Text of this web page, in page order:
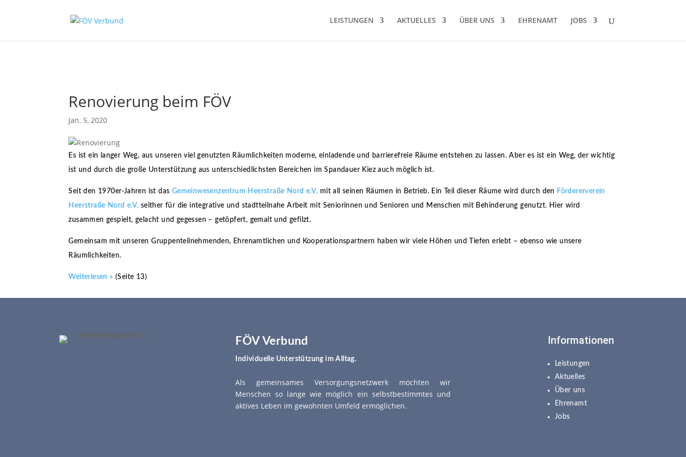
LEISTUNGEN
AKTUELLES ÜBER UNS EHRENAMT JOBS
Renovierung beim FÖV
Jan. 5, 2020
Es ist ein langer Weg, aus unseren viel genutzten Räumlichkeiten moderne, einladende und barrierefreie Räume entstehen zu lassen. Aber es ist ein Weg, der wichtig
ist und durch die große Unterstützung aus unterschiedlichsten Bereichen im Spandauer Kiez auch möglich ist.
Seit den 1970er-Jahren ist das Gemeinwesenzentrum Heerstraße Nord e.V. mit all seinen Räumen in Betrieb. Ein Teil dieser Räume wird durch den Fördererverein
Heerstraße Nord e.V. seither für die integrative und stadtteilnahe Arbeit mit Seniorinnen und Senioren und Menschen mit Behinderung genutzt. Hier wird
zusammen gespielt, gelacht und gegessen – getöpfert, gemalt und gefilzt.
Gemeinsam mit unseren Gruppenteilnehmenden, Ehrenamtlichen und Kooperationspartnern haben wir viele Höhen und Tiefen erlebt – ebenso wie unsere
Räumlichkeiten.
Weiterlesen » (Seite 13)
FÖV Verbund
Individuelle Unterstützung im Alltag.
Als gemeinsames Versorgungsnetzwerk möchten wir
Menschen so lange wie möglich ein selbstbestimmtes und
aktives Leben im gewohnten Umfeld ermöglichen.
Informationen
Leistungen
Aktuelles
Über uns
Ehrenamt
Jobs